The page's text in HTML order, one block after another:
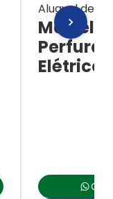
Aluguel de
Elétrico